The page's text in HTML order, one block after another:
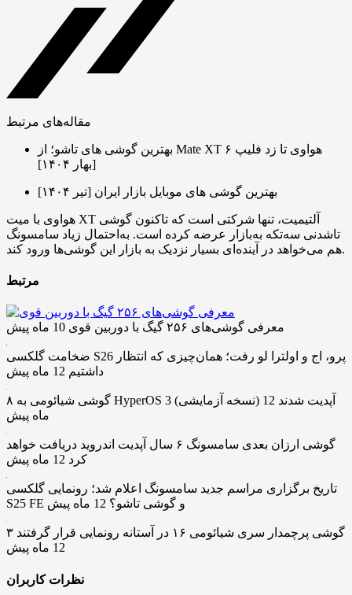
مقاله‌های مرتبط
بهترین گوشی های تاشو؛ از Mate XT هواوی تا زد فلیپ ۶
[بهار ۱۴۰۴]
بهترین گوشی های موبایل بازار ایران [تیر ۱۴۰۴]
هواوی با میت XT آلتیمیت، تنها شرکتی است که تاکنون گوشی
تاشدنی سه‌تکه به‌بازار عرضه کرده است. به‌احتمال زیاد سامسونگ
هم می‌خواهد در آینده‌‌ای بسیار نزدیک به بازار این گوشی‌ها ورود کند.
مرتبط
معرفی گوشی‌های ۲۵۶ گیگ با دوربین قوی 10 ماه پیش
ضخامت گلکسی S26 پرو، اج و اولترا لو رفت؛ همان‌چیزی که انتظار
داشتیم 12 ماه پیش
۸ گوشی شیائومی به HyperOS 3 (نسخه آزمایشی) آپدیت شدند 12
ماه پیش
گوشی ارزان بعدی سامسونگ ۶ سال آپدیت اندروید دریافت خواهد
کرد 12 ماه پیش
تاریخ برگزاری مراسم جدید سامسونگ اعلام شد؛ رونمایی گلکسی
S25 FE و گوشی تاشو؟ 12 ماه پیش
۳ گوشی پرچمدار سری شیائومی ۱۶ در آستانه رونمایی قرار گرفتند
12 ماه پیش
نظرات کاربران